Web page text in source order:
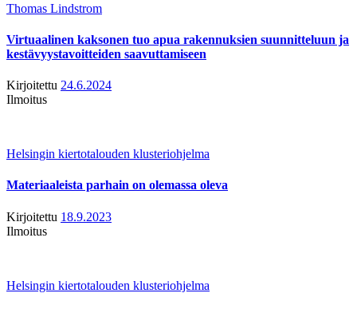
Thomas Lindstrom
Virtuaalinen kaksonen tuo apua rakennuksien suunnitteluun ja
kestävyystavoitteiden saavuttamiseen
Kirjoitettu 24.6.2024
Ilmoitus
Helsingin kiertotalouden klusteriohjelma
Materiaaleista parhain on olemassa oleva
Kirjoitettu 18.9.2023
Ilmoitus
Helsingin kiertotalouden klusteriohjelma